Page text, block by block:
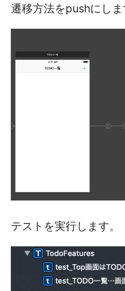
遷移方法をpushにしま
テストを実行します。